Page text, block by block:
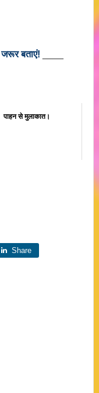
बताएं!
पाहन से मुलाकात।
Share